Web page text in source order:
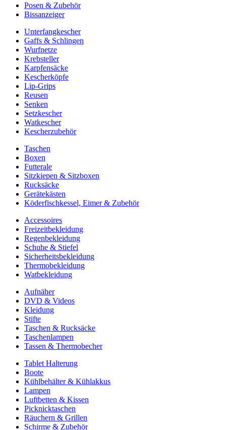
Posen & Zubehör
Bissanzeiger
Unterfangkescher
Gaffs & Schlingen
Wurfnetze
Krebsteller
Karpfensäcke
Kescherköpfe
Lip-Grips
Reusen
Senken
Setzkescher
Watkescher
Kescherzubehör
Taschen
Boxen
Futterale
Sitzkiepen & Sitzboxen
Rucksäcke
Gerätekästen
Köderfischkessel, Eimer & Zubehör
Accessoires
Freizeitbekleidung
Regenbekleidung
Schuhe & Stiefel
Sicherheitsbekleidung
Thermobekleidung
Watbekleidung
Aufnäher
DVD & Videos
Kleidung
Stifte
Taschen & Rucksäcke
Taschenlampen
Tassen & Thermobecher
Tablet Halterung
Boote
Kühlbehälter & Kühlakkus
Lampen
Luftbetten & Kissen
Picknicktaschen
Räuchern & Grillen
Schirme & Zubehör